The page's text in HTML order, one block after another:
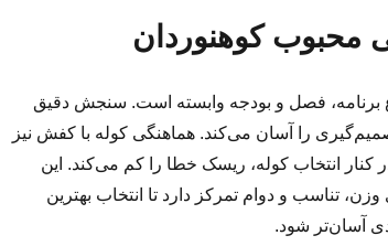
برنامه، فصل و بودجه وابسته است. سنجش دقیق
را آسان می‌کند. هماهنگی کوله با کفش نیز
کنار انتخاب کوله، ریسک خطا را کم می‌کند. این
تناسب و دوام تمرکز دارد تا انتخاب بهترین
آسان‌تر شود.